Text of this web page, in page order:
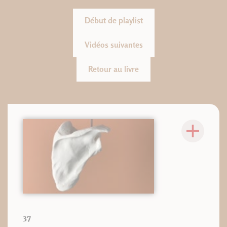
Début de playlist
Vidéos suivantes
Retour au livre
37